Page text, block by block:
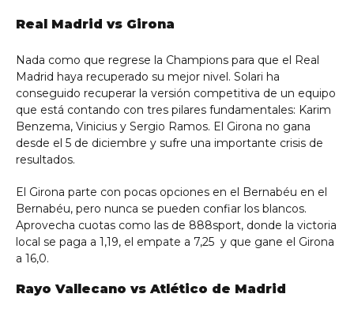
Real Madrid vs Girona
Nada como que regrese la Champions para que el Real
Madrid haya recuperado su mejor nivel. Solari ha
conseguido recuperar la versión competitiva de un equipo
que está contando con tres pilares fundamentales: Karim
Benzema, Vinicius y Sergio Ramos. El Girona no gana
desde el 5 de diciembre y sufre una importante crisis de
resultados.
El Girona parte con pocas opciones en el Bernabéu en el
Bernabéu, pero nunca se pueden confiar los blancos.
Aprovecha cuotas como las de 888sport, donde la victoria
local se paga a 1,19, el empate a 7,25 y que gane el Girona
a 16,0.
Rayo Vallecano vs Atlético de Madrid